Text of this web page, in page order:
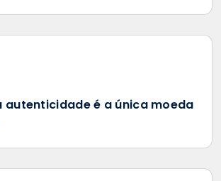
autenticidade é a única moeda